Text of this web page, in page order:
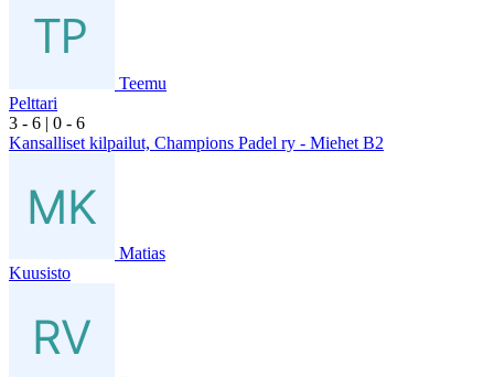
Teemu
Pelttari
3 - 6 | 0 - 6
Kansalliset kilpailut, Champions Padel ry - Miehet B2
Matias
Kuusisto